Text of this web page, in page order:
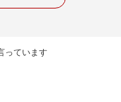
っています